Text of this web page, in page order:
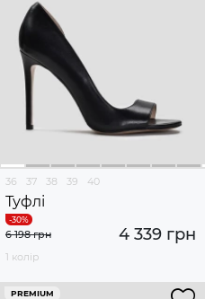
36 37 38 39 40
Туфлі
4 339 грн
6 198 грн
1 колір
PREMIUM